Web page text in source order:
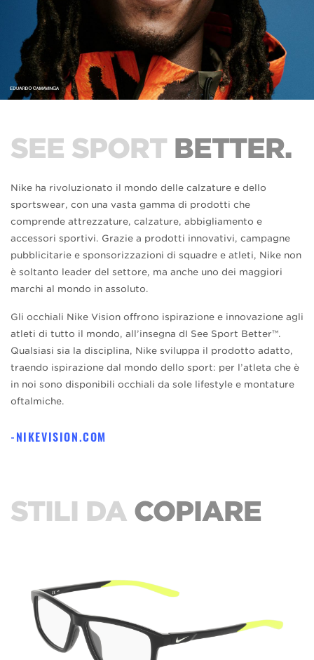
SEE SPORT BETTER.
Nike ha rivoluzionato il mondo delle calzature e dello
sportswear, con una vasta gamma di prodotti che
comprende attrezzature, calzature, abbigliamento e
accessori sportivi. Grazie a prodotti innovativi, campagne
pubblicitarie e sponsorizzazioni di squadre e atleti, Nike non
è soltanto leader del settore, ma anche uno dei maggiori
marchi al mondo in assoluto.
Gli occhiali Nike Vision offrono ispirazione e innovazione agli
atleti di tutto il mondo, all’insegna dI See Sport Better™.
Qualsiasi sia la disciplina, Nike sviluppa il prodotto adatto,
traendo ispirazione dal mondo dello sport: per l’atleta che è
in noi sono disponibili occhiali da sole lifestyle e montature
oftalmiche.
NIKEVISION.COM
STILI DA COPIARE